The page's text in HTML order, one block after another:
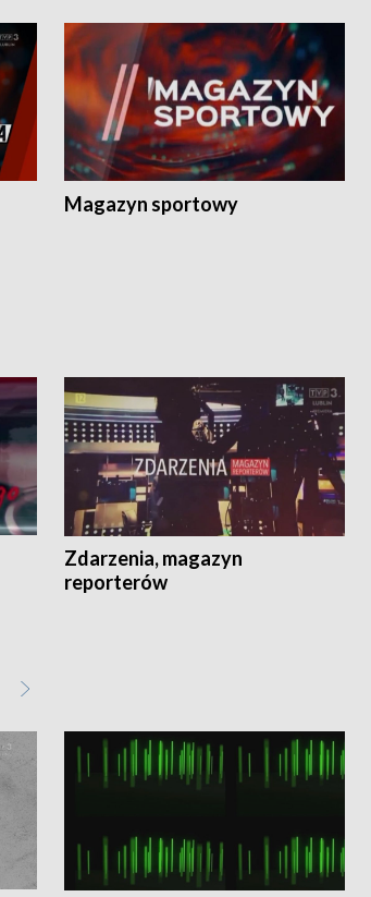
Magazyn sportowy
Zdarzenia, magazyn
reporterów